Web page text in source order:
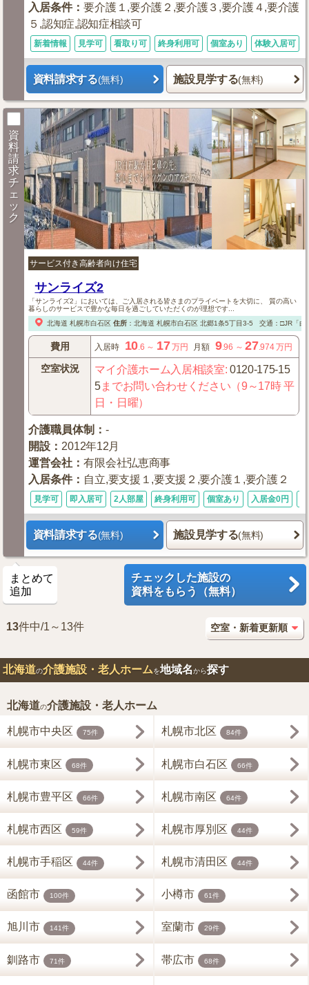
入居条件：要介護１,要介護２,要介護３,要介護４,要介護
５,認知症,認知症相談可
新着情報 見学可 看取り可 終身利用可 個室あり 体験入居可
資料請求する(無料) 施設見学する(無料)
資
料
請
求
チ
ェ
ッ
ク
サービス付き高齢者向け住宅
サンライズ2
「サンライズ2」においては、ご入居される皆さまのプライベートを大切に、 質の高い
暮らしのサービスで豊かな毎日を過ごしていただくのが理想です...
北海道 札幌市白石区 住所： 北海道 札幌市白石区北郷1条5丁目3-5 交通：□JR「白
費用 入居時 10.6 ～ 17万円 月額 9.96 ～27.974万円
空室状況 マイ介護ホーム入居相談室:0120-175-15
5までお問い合わせください（9～17時 平
日・日曜）
介護職員体制 ：-
開設 ： 2012年12月
運営会社 ：有限会社弘恵商事
入居条件： 自立,要支援１,要支援２,要介護１,要介護２
見学可 即入居可 2人部屋 終身利用可 個室あり 入居金0円
資料請求する(無料) 施設見学する(無料)
まとめて
追加
チェックした施設の
資料をもらう（無料）
13件中/1～13件
北海道の介護施設・老人ホームを地域名から探す
北海道の介護施設・老人ホーム
札幌市中央区 75件 札幌市北区 84件
札幌市東区 68件 札幌市白石区 66件
札幌市豊平区 66件 札幌市南区 64件
札幌市西区 59件 札幌市厚別区 44件
札幌市手稲区 44件 札幌市清田区 44件
函館市 100件 小樽市 61件
旭川市 141件 室蘭市 29件
釧路市 71件 帯広市 68件